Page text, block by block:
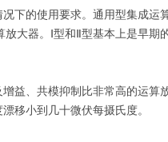
的使用要求。通用型集成运
大器。Ⅰ型和Ⅱ型基本上是早期
益、共模抑制比非常高的运算
移小到几十微伏每摄氏度。